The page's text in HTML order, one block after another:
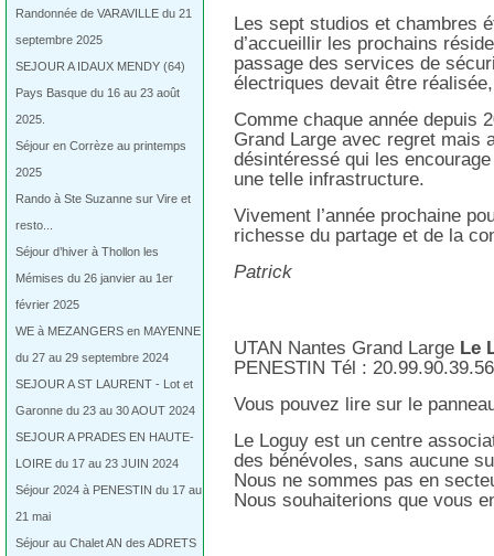
Randonnée de VARAVILLE du 21
septembre 2025
SEJOUR A IDAUX MENDY (64)
Pays Basque du 16 au 23 août
2025.
Séjour en Corrèze au printemps
2025
Rando à Ste Suzanne sur Vire et
resto...
Séjour d’hiver à Thollon les
Mémises du 26 janvier au 1er
février 2025
WE à MEZANGERS en MAYENNE
du 27 au 29 septembre 2024
SEJOUR A ST LAURENT - Lot et
Garonne du 23 au 30 AOUT 2024
SEJOUR A PRADES EN HAUTE-
LOIRE du 17 au 23 JUIN 2024
Séjour 2024 à PENESTIN du 17 au
21 mai
Séjour au Chalet AN des ADRETS
Les sept studios et chambres
d’accueillir les prochains
passage des services de
électriques devait être
Comme chaque année depuis
Grand Large avec regret mais
désintéressé qui les
une telle infrastructure.
Vivement l’année prochaine
richesse du partage et de la
Patrick
UTAN Nantes Grand Large Le
PENESTIN Tél : 20.99.90.39.56
Vous pouvez lire sur le
Le Loguy est un centre
des bénévoles, sans aucune
Nous ne sommes pas en
Nous souhaiterions que vous